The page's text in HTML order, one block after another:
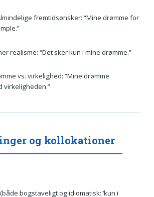
fremtidsønsker: “Mine drømme for
realisme: “Det sker kun i mine drømme.”
vs. virkelighed: “Mine drømme
virkeligheden.”
og kollokationer
bogstaveligt og idiomatisk: ‘kun i